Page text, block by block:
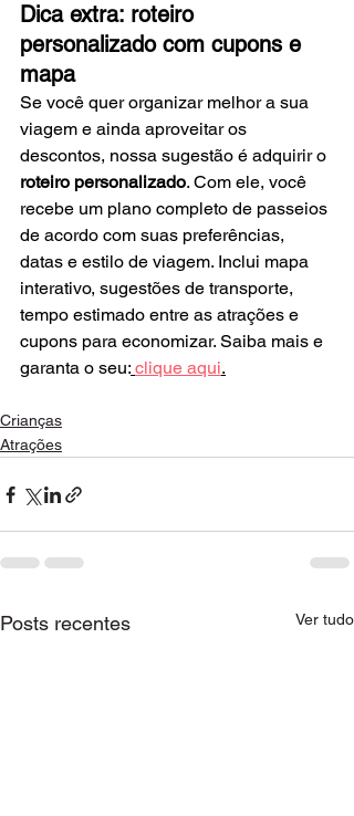
Dica extra: roteiro
personalizado com cupons e
mapa
Se você quer organizar melhor a sua
viagem e ainda aproveitar os
descontos, nossa sugestão é adquirir o
roteiro personalizado. Com ele, você
recebe um plano completo de passeios
de acordo com suas preferências,
datas e estilo de viagem. Inclui mapa
interativo, sugestões de transporte,
tempo estimado entre as atrações e
cupons para economizar. Saiba mais e
garanta o seu: clique aqui.
Crianças
Atrações
Posts recentes Ver tudo